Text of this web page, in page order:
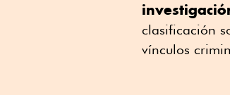
clasificación
vínculos